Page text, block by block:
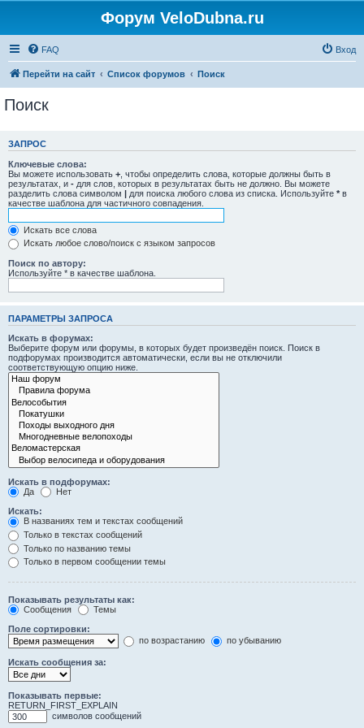
Форум VeloDubna.ru
FAQ Вход
Перейти на сайт Список форумов Поиск
Поиск
ЗАПРОС
Ключевые слова:
Вы можете использовать + , чтобы определить слова, которые должны быть в
результатах, и - для слов, которых в результатах быть не должно. Вы можете
разделить слова символом | для поиска любого слова из списка. Используйте * в
качестве шаблона для частичного совпадения.
Искать все слова
Искать любое слово/поиск с языком запросов
Поиск по автору:
Используйте * в качестве шаблона.
ПАРАМЕТРЫ ЗАПРОСА
Искать в форумах:
Выберите форум или форумы, в которых будет произведён поиск. Поиск в
подфорумах производится автоматически, если вы не отключили
соответствующую опцию ниже.
Искать в подфорумах:
Да
Нет
Искать:
В названиях тем и текстах сообщений
Только в текстах сообщений
Только по названию темы
Только в первом сообщении темы
Показывать результаты как:
Сообщения
Темы
Поле сортировки:
по возрастанию
по убыванию
Искать сообщения за:
Показывать первые:
RETURN_FIRST_EXPLAIN
символов сообщений